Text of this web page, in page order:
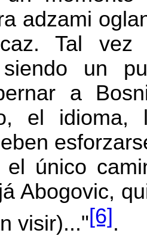
adzami
Tal
siendo un
a
el idioma,
único
Abogovic,
visir)..."[6] .